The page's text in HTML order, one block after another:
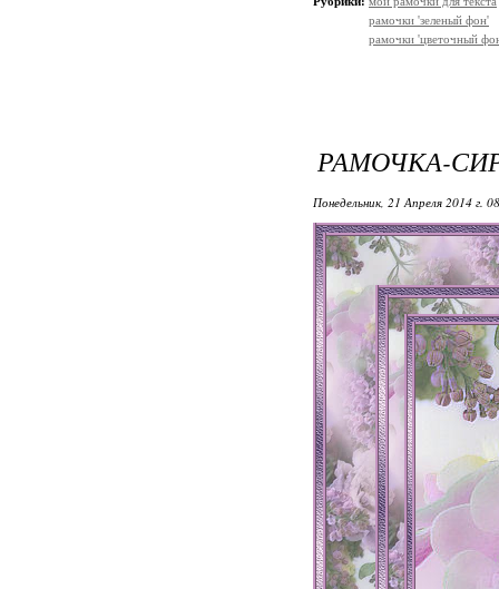
рамочки 'зеленый фон'
рамочки 'цветочный
РАМОЧКА-
Понедельник, 21 Апреля 2014 г.